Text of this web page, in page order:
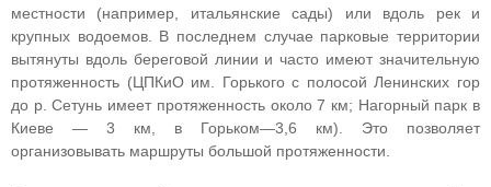
местности (например, итальянские сады) или вдоль рек и
крупных водоемов. В последнем случае парковые территории
вытянуты вдоль береговой линии и часто имеют значительную
протяженность (ЦПКиО им. Горького с полосой Ленинских гор
до р. Сетунь имеет протяженность около 7 км; Нагорный парк в
Киеве — 3 км, в Горьком—3,6 км). Это позволяет
организовывать маршруты большой протяженности.